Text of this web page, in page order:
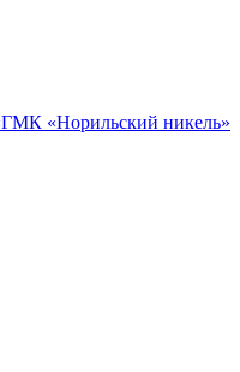
«Норильский никель»